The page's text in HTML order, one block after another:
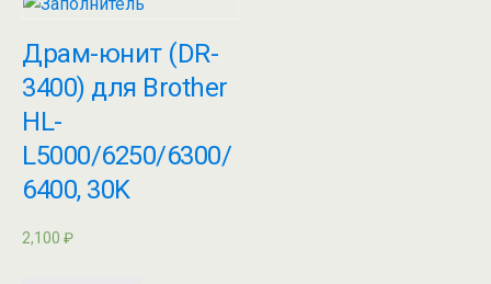
Драм-юнит (DR-
3400) для Brother
HL-
L5000/6250/6300/
6400, 30K
2,100 ₽